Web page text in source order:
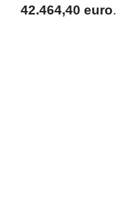
42.464,40 euro.